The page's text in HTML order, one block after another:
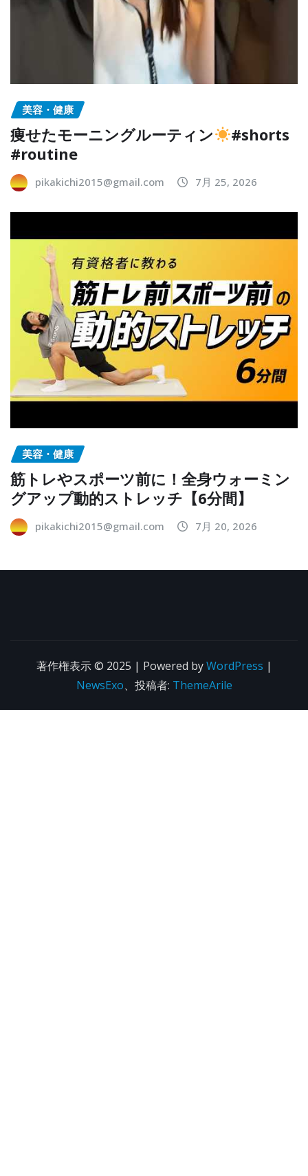
美容・健康
痩せたモーニングルーティン
#shorts
#routine
pikakichi2015@gmail.com 7月 25, 2026
美容・健康
筋トレやスポーツ前に！全身ウォーミン
グアップ動的ストレッチ【6分間】
pikakichi2015@gmail.com 7月 20, 2026
著作権表示 © 2025 | Powered byWordPress |
NewsExo、投稿者: ThemeArile